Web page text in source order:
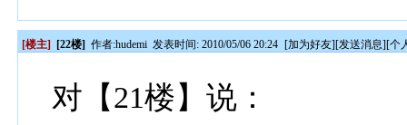
[楼主] [22楼] 作者:hudemi 发表时间: 2010/05/06 20:24 [加为好友][发送消息][个
对【21楼】说：